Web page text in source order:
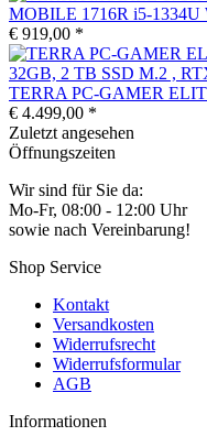
MOBILE 1716R i5-1334U
€ 919,00 *
TERRA PC-GAMER
€ 4.499,00 *
Zuletzt angesehen
Öffnungszeiten
Wir sind für Sie da:
Mo-Fr, 08:00 - 12:00 Uhr
sowie nach Vereinbarung!
Shop Service
Kontakt
Versandkosten
Widerrufsrecht
Widerrufsformular
AGB
Informationen